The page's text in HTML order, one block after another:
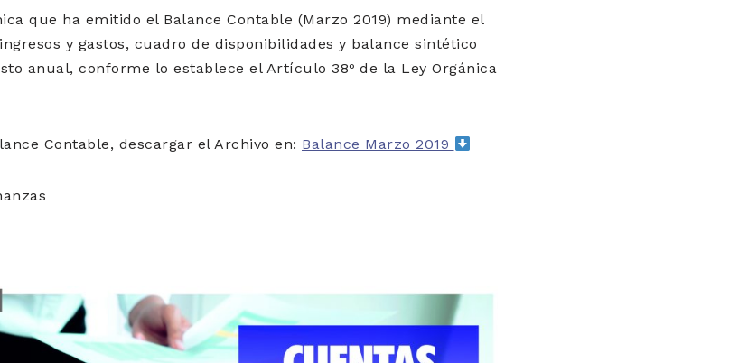
que ha emitido el Balance Contable (Marzo 2019) mediante el
y gastos, cuadro de disponibilidades y balance sintético
anual, conforme lo establece el Artículo 38º de la Ley Orgánica
Contable, descargar el Archivo en: Balance Marzo 2019